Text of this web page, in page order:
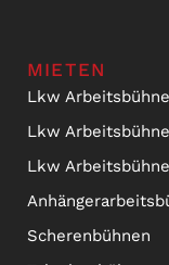
MIETEN
Lkw
Lkw
Lkw
Scherenbühnen